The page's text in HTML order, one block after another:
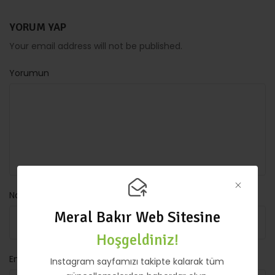
Meral Bakır Web Sitesine
Hoşgeldiniz!
Instagram sayfamızı takipte kalarak tüm
YORUM YAP
Your email address will not be published.
Yorumun
Name*
Email*